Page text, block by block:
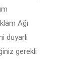
Ağı
duyarlı
gerekli